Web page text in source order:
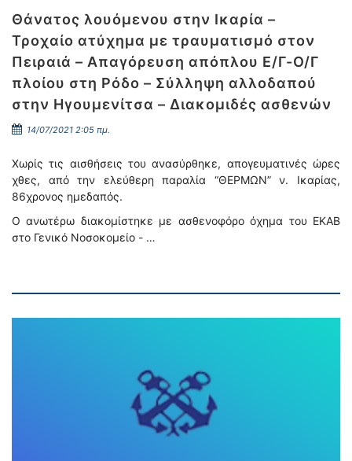
Θάνατος λουόμενου στην Ικαρία –
Τροχαίο ατύχημα με τραυματισμό στον
Πειραιά – Απαγόρευση απόπλου Ε/Γ-Ο/Γ
πλοίου στη Ρόδο – Σύλληψη αλλοδαπού
στην Ηγουμενίτσα – Διακομιδές ασθενών
14/07/2021 2:05 πμ.
Χωρίς τις αισθήσεις του ανασύρθηκε, απογευματινές ώρες
χθες, από την ελεύθερη παραλία “ΘΕΡΜΩΝ” ν. Ικαρίας,
86χρονος ημεδαπός.
Ο ανωτέρω διακομίστηκε με ασθενοφόρο όχημα του ΕΚΑΒ
στο Γενικό Νοσοκομείο - …